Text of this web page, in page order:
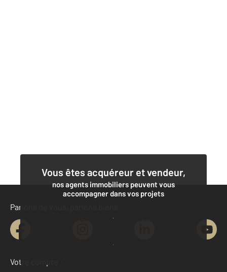
Vous êtes acquéreur et vendeur,
nos agents immobiliers peuvent vous
accompagner dans vos projets
Contacter l'agence
Demander une estimation
Parlons de vous, parlons biens
Votre compte :